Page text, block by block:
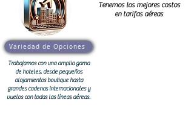
Variedad de Opciones
Trabajamos con una amplia gama
de hoteles, desde pequeños
alojamientos boutique hasta
grandes cadenas internacionales y
vuelos con todas las líneas aéreas.
Tenemos los mejores costos
en tarifas aéreas